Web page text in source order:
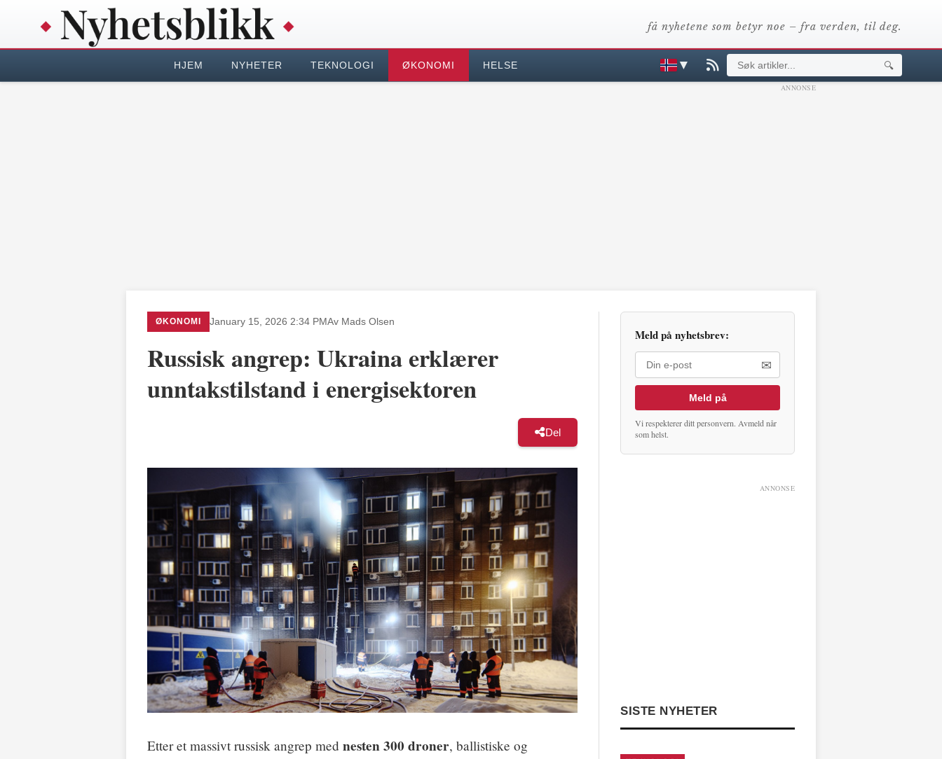
få nyhetene som betyr noe – fra verden, til deg.
HJEM NYHETER TEKNOLOGI ØKONOMI HELSE ▼ 🔍
ANNONSE
ØKONOMI January 15, 2026 2:34 PMAv Mads Olsen
Russisk angrep: Ukraina erklærer
unntakstilstand i energisektoren
Del
Etter et massivt russisk angrep med nesten 300 droner, ballistiske og
Meld på nyhetsbrev:
✉
Meld på
Vi respekterer ditt personvern. Avmeld når
som helst.
ANNONSE
SISTE NYHETER